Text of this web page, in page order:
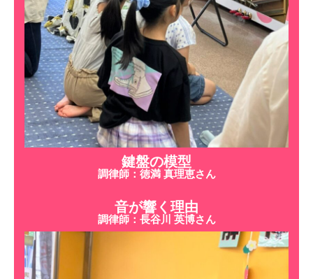
鍵盤の模型
調律師：徳満 真理恵さん
音が響く理由
調律師：長谷川 英博さん